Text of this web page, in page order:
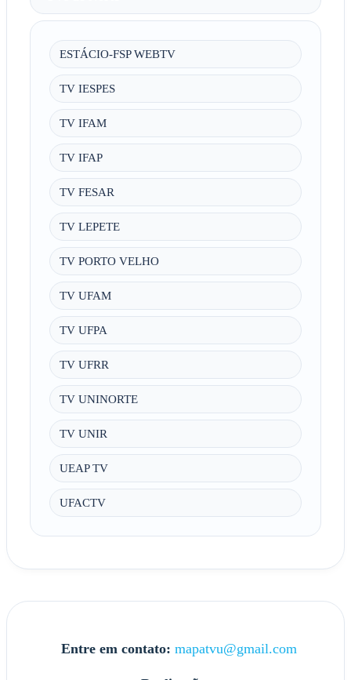
ESTÁCIO-FSP WEBTV
TV IESPES
TV IFAM
TV IFAP
TV FESAR
TV LEPETE
TV PORTO VELHO
TV UFAM
TV UFPA
TV UFRR
TV UNINORTE
TV UNIR
UEAP TV
UFACTV
Entre em contato: mapatvu@gmail.com